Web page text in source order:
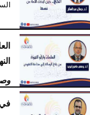
أهل السنّة
الثلاثاء، 19 مايو 2026 10:44 مـ